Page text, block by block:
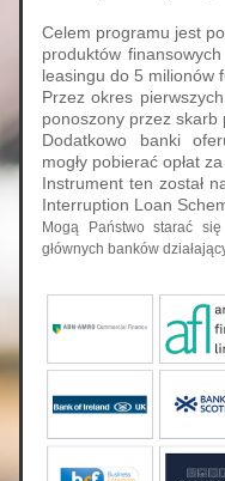
Celem programu jest
produktów
leasingu do 5 milionów
Przez okres
ponoszony
Dodatkowo banki
mogły pobierać opłat
Instrument ten został
Interruption Loan
Mogą Państwo starać
głównych banków